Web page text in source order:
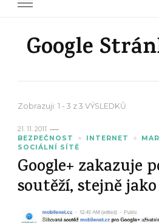
Google
Zobrazuji: 1 - 3 z 3 VÝSLEDKŮ
21. 11. 2011
BEZPEČNOST
INTERNET
SOCIÁLNÍ SÍTĚ
Google+ zakazuje
soutěží, stejně